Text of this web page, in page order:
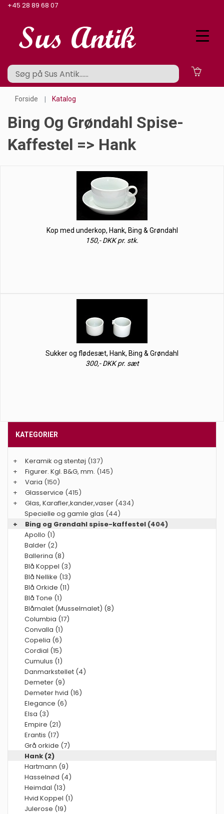
+45 28 89 68 07
Forside Katalog
Bing Og Grøndahl Spise-
Kaffestel => Hank
Kop med underkop, Hank, Bing & Grøndahl
150,- DKK pr. stk.
Sukker og flødesæt, Hank, Bing & Grøndahl
300,- DKK pr. sæt
KATEGORIER
+ Keramik og stentøj (137)
+
Figurer. Kgl. B&G, mm. (145)
+
Varia (150)
+
Glasservice (415)
+
Glas, Karafler,kander,vaser (434)
Specielle og gamle glas (44)
+
Bing og Grøndahl spise-kaffestel (404)
Apollo (1)
Balder (2)
Ballerina (8)
Blå Koppel (3)
Blå Nellike (13)
Blå Orkide (11)
Blå Tone (1)
Blåmalet (Musselmalet) (8)
Columbia (17)
Convalla (1)
Copelia (6)
Cordial (15)
Cumulus (1)
Danmarkstellet (4)
Demeter (9)
Demeter hvid (16)
Elegance (6)
Elsa (3)
Empire (21)
Erantis (17)
Grå orkide (7)
Hank (2)
Hartmann (9)
Hasselnød (4)
Heimdal (13)
Hvid Koppel (1)
Julerose (19)